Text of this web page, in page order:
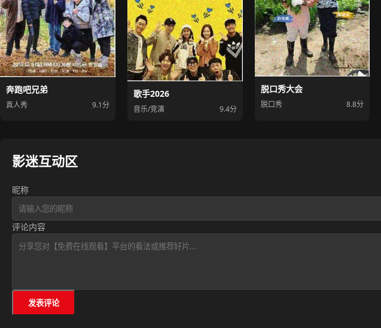
奔跑吧兄弟
真人秀 9.1分
歌手2026
音乐/竞演 9.4分
脱口秀大会
脱口秀 8.8分
影迷互动区
昵称
评论内容
发表评论